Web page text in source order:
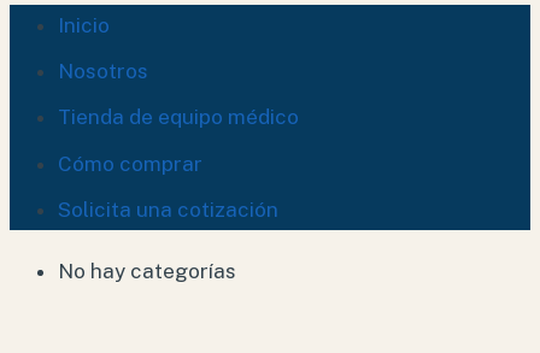
Inicio
Nosotros
Tienda de equipo médico
Cómo comprar
Solicita una cotización
No hay categorías